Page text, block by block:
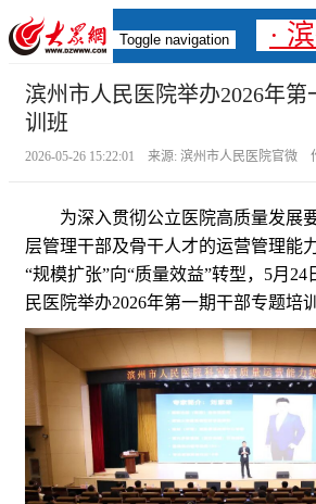
Toggle navigation ·
滨州市人民医院举办2026年
训班
2026-05-26 15:22:01 来源: 滨州市人民医院官微
为深入贯彻公立医院高质量发展
层管理干部及骨干人才的运营管理能
“规模扩张”向“质量效益”转型，5月24
民医院举办2026年第一期干部专题培